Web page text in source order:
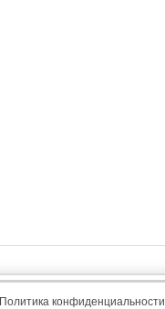
Политика конфиденциальности